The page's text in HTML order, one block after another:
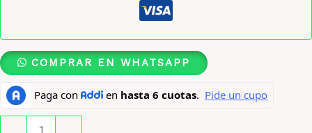
COMPRAR EN WHATSAPP